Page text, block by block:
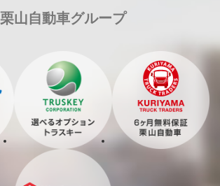
栗山自動車グループ